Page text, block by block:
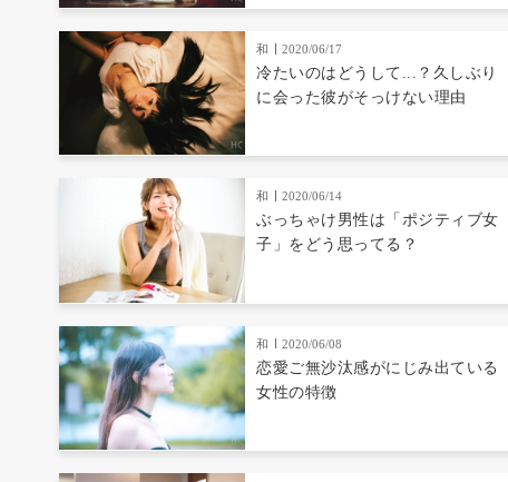
和 2020/06/17
冷たいのはどうして...？久しぶり
に会った彼がそっけない理由
和 2020/06/14
ぶっちゃけ男性は「ポジティブ女
子」をどう思ってる？
和 2020/06/08
恋愛ご無沙汰感がにじみ出ている
女性の特徴